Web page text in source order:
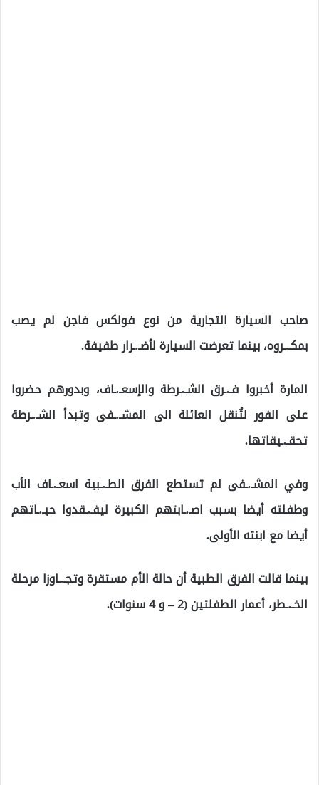
صاحب السيارة التجارية من نوع فولكس فاجن لم يصب
بمكـ.ـروه، بينما تعرضت السيارة لأضـ.ـرار طفيفة.
المارة أخبروا فـ.ـرق الشـ.ـرطة والإسعـ.ـاف، وبدورهم حضروا
على الفور لتُنقل العائلة الى المشـ.ـفى وتبدأ الشـ.ـرطة
تحقـ.ـيقاتها.
وفي المشـ.ـفى لم تستطع الفرق الطـ.ـبية اسعـ.ـاف الأب
وطفلته أيضا بسبب اصـ.ـابتهم الكبيرة ليفـ.ـقدوا حيـ.ـاتهم
أيضا مع ابنته الأولى.
بينما قالت الفرق الطبية أن حالة الأم مستقرة وتجـ.ـاوزا مرحلة
الخـ.ـطر، أعمار الطفلتين (2 – و 4 سنوات).